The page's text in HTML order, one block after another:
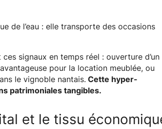
de l’eau : elle transporte des occasions
signaux en temps réel : ouverture d’un
pour la location meublée, ou
le vignoble nantais. Cette hyper-
patrimoniales tangibles.
et le tissu